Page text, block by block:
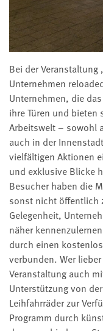
Bei der Veranstaltung
Unternehmen
Unternehmen, die
ihre Türen und
Arbeitswelt – sowohl
auch in der
vielfältigen Aktionen
und exklusive Blicke
Besucher haben die
sonst nicht öffentlich
Gelegenheit,
näher
durch einen
verbunden. Wer
Veranstaltung auch
Unterstützung von
Leihfahrräder zur
Programm durch